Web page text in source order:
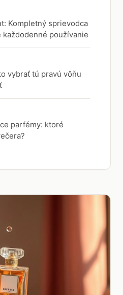
Kompletný sprievodca
používanie
vybrať tú pravú vôňu
parfémy: ktoré